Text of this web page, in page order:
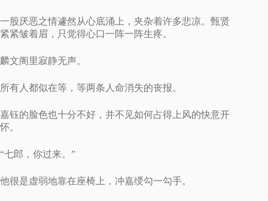
一股厌恶之情遽然从心底涌上，夹杂着许多悲凉。甄贤
紧紧皱着眉，只觉得心口一阵一阵生疼。
麟文阁里寂静无声。
所有人都似在等，等两条人命消失的丧报。
嘉钰的脸色也十分不好，并不见如何占得上风的快意开
怀。
“七郎，你过来。”
他很是虚弱地靠在座椅上，冲嘉绶勾一勾手。